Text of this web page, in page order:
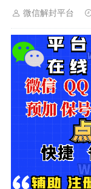
微信解封平台